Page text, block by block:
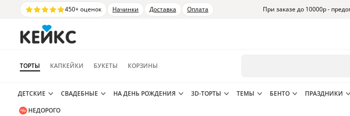
450+ оценок Начинки Доставка Оплата При заказе до 10000р -
ТОРТЫ КАПКЕЙКИ БУКЕТЫ КОРЗИНЫ
ДЕТСКИЕ СВАДЕБНЫЕ НА ДЕНЬ РОЖДЕНИЯ 3D-ТОРТЫ ТЕМЫ БЕНТО ПРАЗДНИКИ
НЕДОРОГО